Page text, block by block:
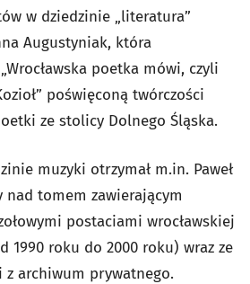
w dziedzinie „literatura”
Augustyniak, która
poetka mówi, czyli
poświęconą twórczości
ze stolicy Dolnego Śląska.
muzyki otrzymał m.in. Paweł
nad tomem zawierającym
postaciami wrocławskiej
1990 roku do 2000 roku) wraz ze
archiwum prywatnego.